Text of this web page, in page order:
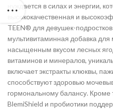
нуждается в силах и энергии,
высококачественная и
TEEN® для девушек-
мультивитаминная добавка
насыщенным вкусом лесных
витаминов и минералов,
включает экстракты клюквы,
способствуют здоровью
гормональному балансу. Кроме
BlemiShield и пробиотики